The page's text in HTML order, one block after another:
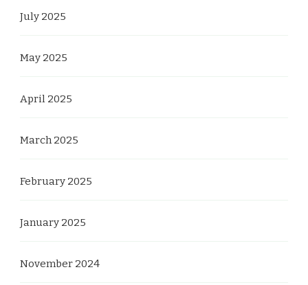
July 2025
May 2025
April 2025
March 2025
February 2025
January 2025
November 2024